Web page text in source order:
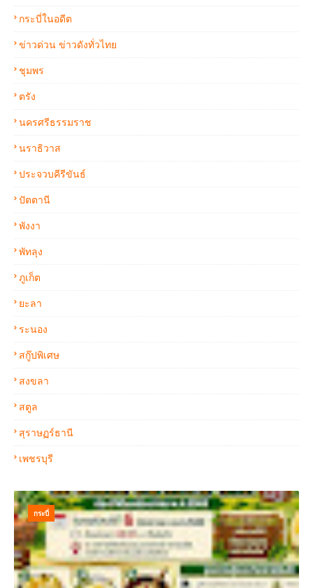
กระบี่ในอดีต
ข่าวด่วน ข่าวดังทั่วไทย
ชุมพร
ตรัง
นครศรีธรรมราช
นราธิวาส
ประจวบคีรีขันธ์
ปัตตานี
พังงา
พัทลุง
ภูเก็ต
ยะลา
ระนอง
สกู๊ปพิเศษ
สงขลา
สตูล
สุราษฏร์ธานี
เพชรบุรี
กระบี่